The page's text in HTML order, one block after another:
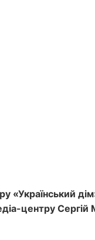
«Український
центру